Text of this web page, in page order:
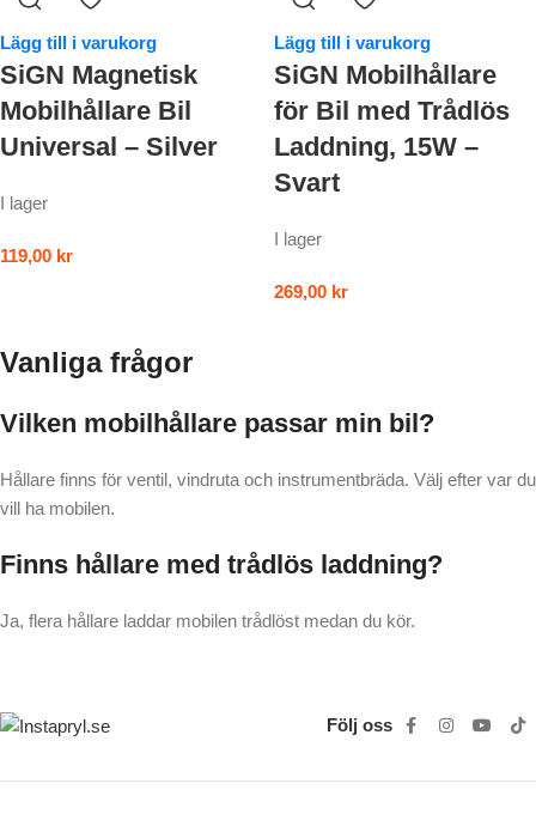
Lägg till i varukorg
SiGN Magnetisk
Mobilhållare Bil
Universal – Silver
I lager
119,00 kr
Lägg till i varukorg
SiGN Mobilhållare
för Bil med Trådlös
Laddning, 15W –
Svart
I lager
269,00 kr
Vanliga frågor
Vilken mobilhållare passar min bil?
Hållare finns för ventil, vindruta och instrumentbräda. Välj efter var du
vill ha mobilen.
Finns hållare med trådlös laddning?
Ja, flera hållare laddar mobilen trådlöst medan du kör.
Följ oss